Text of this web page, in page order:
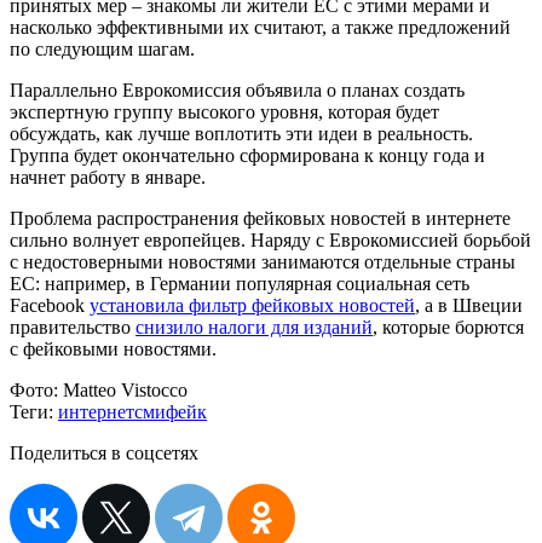
принятых мер – знакомы ли жители ЕС с этими мерами и
насколько эффективными их считают, а также предложений
по следующим шагам.
Параллельно Еврокомиссия объявила о планах создать
экспертную группу высокого уровня, которая будет
обсуждать, как лучше воплотить эти идеи в реальность.
Группа будет окончательно сформирована к концу года и
начнет работу в январе.
Проблема распространения фейковых новостей в интернете
сильно волнует европейцев. Наряду с Еврокомиссией борьбой
с недостоверными новостями занимаются отдельные страны
ЕС: например, в Германии популярная социальная сеть
Facebook установила фильтр фейковых новостей, а в Швеции
правительство снизило налоги для изданий, которые борются
с фейковыми новостями.
Фото: Matteo Vistocco
Теги: интернетсмифейк
Поделиться в соцсетях